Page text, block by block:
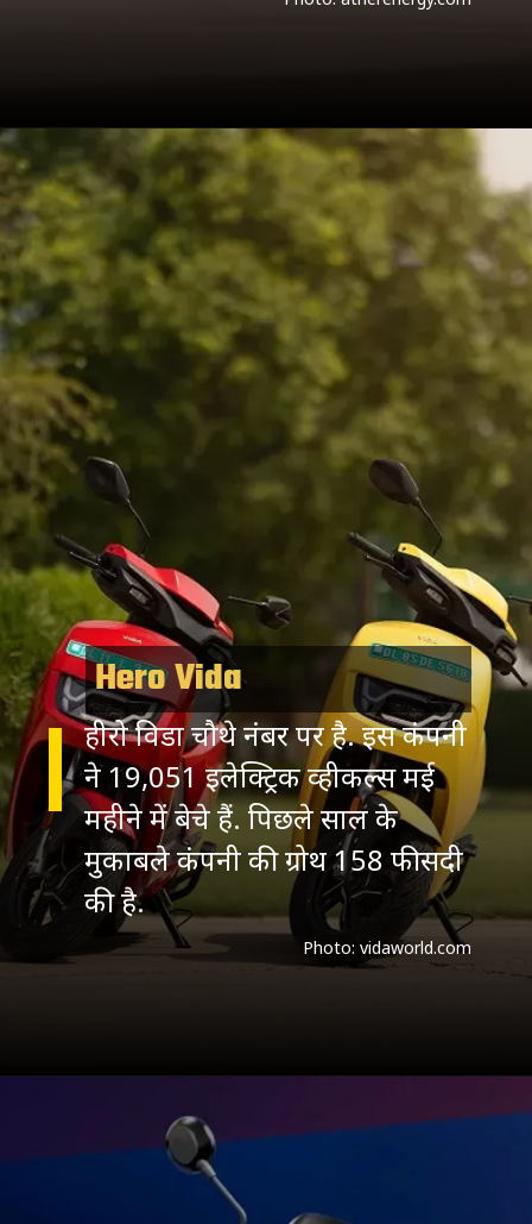
Hero Vida
हीरो विडा चौथे नंबर पर है. इस कंपनी
ने 19,051 इलेक्ट्रिक व्हीकल्स मई
महीने में बेचे हैं. पिछले साल के
मुकाबले कंपनी की ग्रोथ 158 फीसदी
की है.
Photo: vidaworld.com